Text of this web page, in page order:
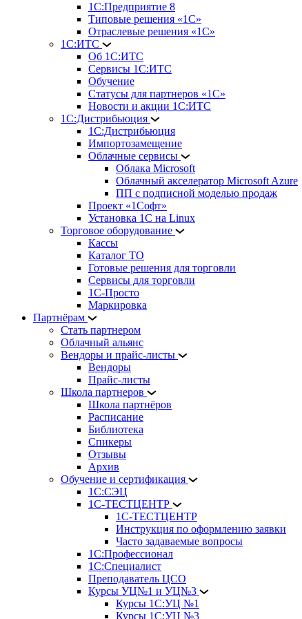
1С:Предприятие 8
Типовые решения «1С»
Отраслевые решения «1С»
1С:ИТС
Об 1С:ИТС
Сервисы 1С:ИТС
Обучение
Статусы для партнеров «1С»
Новости и акции 1С:ИТС
1С:Дистрибьюция
1С:Дистрибьюция
Импортозамещение
Облачные сервисы
Облака Microsoft
Облачный акселератор Microsoft Azure
ПП с подписной моделью продаж
Проект «1Софт»
Установка 1С на Linux
Торговое оборудование
Кассы
Каталог ТО
Готовые решения для торговли
Сервисы для торговли
1С-Просто
Маркировка
Партнёрам
Стать партнером
Облачный альянс
Вендоры и прайс-листы
Вендоры
Прайс-листы
Школа партнеров
Школа партнёров
Расписание
Библиотека
Спикеры
Отзывы
Архив
Обучение и сертификация
1С:СЭЦ
1С-ТЕСТЦЕНТР
1С-ТЕСТЦЕНТР
Инструкция по оформлению заявки
Часто задаваемые вопросы
1С:Профессионал
1С:Специалист
Преподаватель ЦСО
Курсы УЦ№1 и УЦ№3
Курсы 1С:УЦ №1
Курсы 1С:УЦ №3